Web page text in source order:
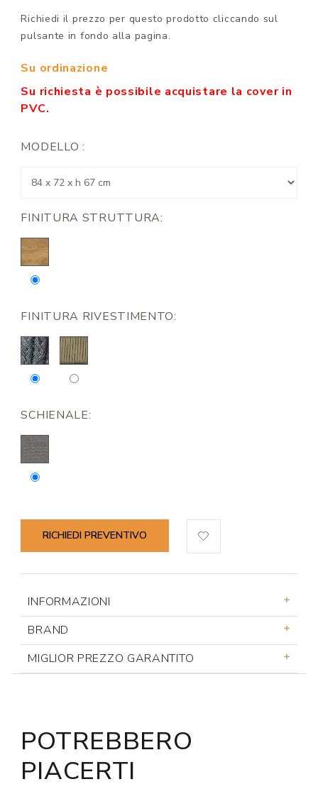
Richiedi il prezzo per questo prodotto cliccando sul
pulsante in fondo alla pagina.
Su ordinazione
Su richiesta è possibile acquistare la cover in
PVC.
MODELLO :
FINITURA STRUTTURA:
FINITURA RIVESTIMENTO:
SCHIENALE:
RICHIEDI PREVENTIVO
INFORMAZIONI
BRAND
MIGLIOR PREZZO GARANTITO
POTREBBERO
PIACERTI